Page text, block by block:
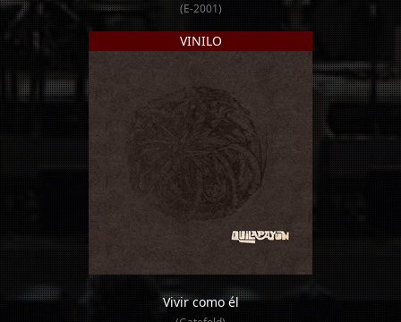
(E-2001)
VINILO
Vivir como él